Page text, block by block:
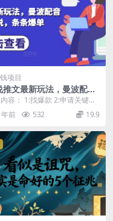
项目
推文最新玩法，曼波配音
小说，条条爆单
容： 1:找爆款 2:申请关键词
视频 4:发视频 5:回填 6:...
年前 532 19.9